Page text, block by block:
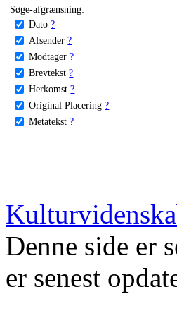
Søge-afgrænsning:
Dato ?
Afsender ?
Modtager ?
Brevtekst ?
Herkomst ?
Original Placering ?
Metatekst ?
Denne side er
er senest